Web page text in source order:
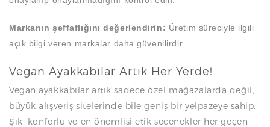
Markanın şeffaflığını değerlendirin: Üretim süreciyle ilgili
açık bilgi veren markalar daha güvenilirdir.
Vegan Ayakkabılar Artık Her Yerde!
Vegan ayakkabılar artık sadece özel mağazalarda değil,
büyük alışveriş sitelerinde bile geniş bir yelpazeye sahip.
Şık, konforlu ve en önemlisi etik seçenekler her geçen